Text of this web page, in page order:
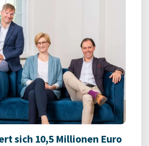
sich 10,5 Millionen Euro